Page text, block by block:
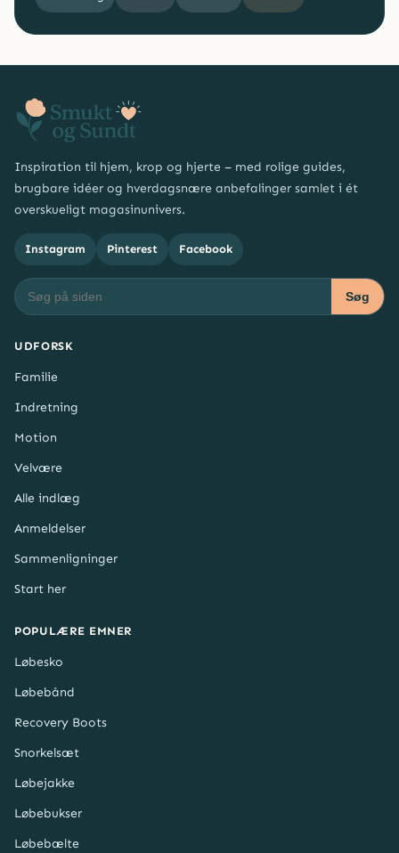
Inspiration til hjem, krop og hjerte – med rolige guides,
brugbare idéer og hverdagsnære anbefalinger samlet i ét
overskueligt magasinunivers.
Instagram Pinterest Facebook
Søg
UDFORSK
Familie
Indretning
Motion
Velvære
Alle indlæg
Anmeldelser
Sammenligninger
Start her
POPULÆRE EMNER
Løbesko
Løbebånd
Recovery Boots
Snorkelsæt
Løbejakke
Løbebukser
Løbebælte